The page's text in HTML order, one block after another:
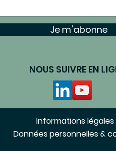
Je m'abonne
NOUS SUIVRE EN
Informations légales
Données personnelles &